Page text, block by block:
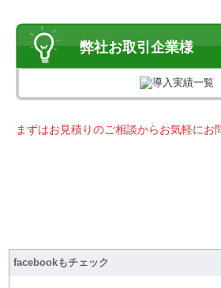
弊社お取引企業様
まずはお見積りのご相談からお気軽にお
facebookもチェック